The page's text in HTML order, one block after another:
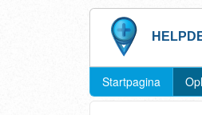
Startpagina